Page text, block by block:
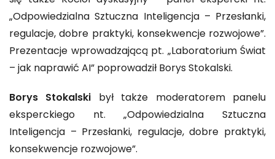
„Odpowiedzialna Sztuczna Inteligencja – Przesłanki,
regulacje, dobre praktyki, konsekwencje rozwojowe”.
Prezentacje wprowadzającą pt. „Laboratorium Świat
– jak naprawić AI” poprowadził Borys Stokalski.
Borys Stokalski był także moderatorem panelu
eksperckiego nt. „Odpowiedzialna Sztuczna
Inteligencja – Przesłanki, regulacje, dobre praktyki,
konsekwencje rozwojowe”.